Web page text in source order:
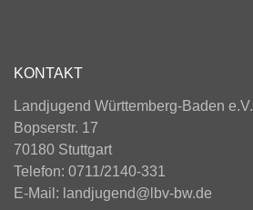
KONTAKT
Landjugend Württemberg-Baden e.V.
Bopserstr. 17
70180 Stuttgart
Telefon: 0711/2140-331
E-Mail: landjugend@lbv-bw.de